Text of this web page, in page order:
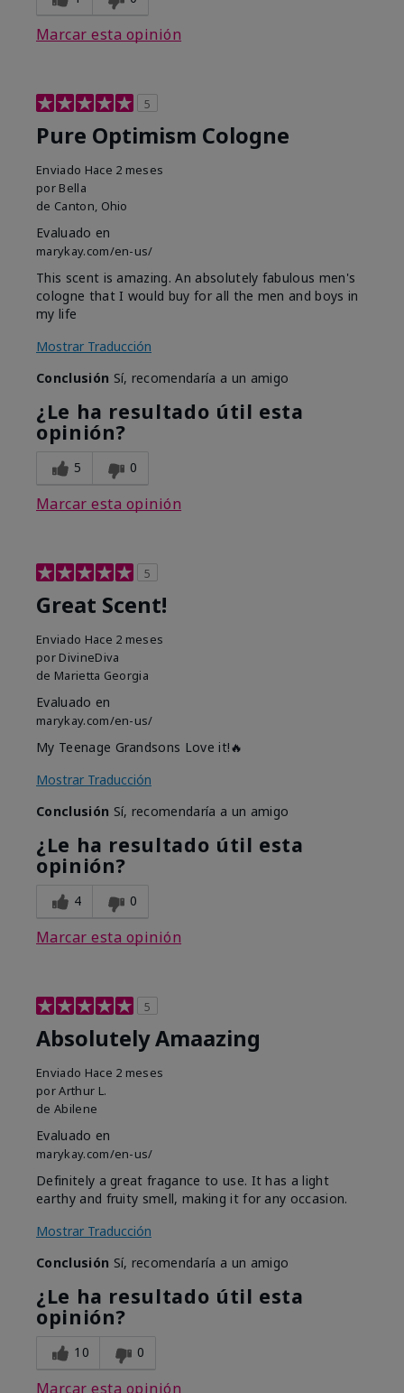
Marcar esta opinión
5
Pure Optimism Cologne
Enviado Hace 2 meses
por Bella
de Canton, Ohio
Evaluado en
marykay.com/en-us/
This scent is amazing. An absolutely fabulous men's
cologne that I would buy for all the men and boys in
my life
Mostrar Traducción
Conclusión Sí, recomendaría a un amigo
¿Le ha resultado útil esta
opinión?
5 0
Marcar esta opinión
5
Great Scent!
Enviado Hace 2 meses
por DivineDiva
de Marietta Georgia
Evaluado en
marykay.com/en-us/
My Teenage Grandsons Love it!🔥
Mostrar Traducción
Conclusión Sí, recomendaría a un amigo
¿Le ha resultado útil esta
opinión?
4 0
Marcar esta opinión
5
Absolutely Amaazing
Enviado Hace 2 meses
porArthur L.
de Abilene
Evaluado en
marykay.com/en-us/
Definitely a great fragance to use. It has a light
earthy and fruity smell, making it for any occasion.
Mostrar Traducción
Conclusión Sí, recomendaría a un amigo
¿Le ha resultado útil esta
opinión?
10 0
Marcar esta opinión